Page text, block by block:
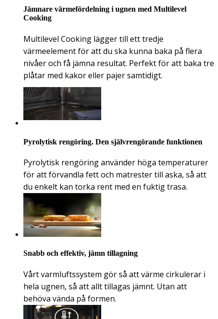
Jämnare värmefördelning i ugnen med Multilevel
Cooking
Multilevel Cooking lägger till ett tredje
värmeelement för att du ska kunna baka på flera
nivåer och få jämna resultat. Perfekt för att baka tre
plåtar med kakor eller pajer samtidigt.
Pyrolytisk rengöring. Den självrengörande funktionen
Pyrolytisk rengöring använder höga temperaturer
för att förvandla fett och matrester till aska, så att
du enkelt kan torka rent med en fuktig trasa.
Snabb och effektiv, jämn tillagning
Vårt varmluftssystem gör så att värme cirkulerar i
hela ugnen, så att allt tillagas jämnt. Utan att
behöva vända på formen.